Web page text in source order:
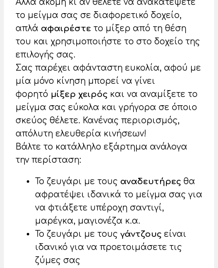
Αλλά ακόμη κι αν θέλετε να ανακατέψετε
το μείγμα σας σε διαφορετικό δοχείο,
απλά αφαιρέστε το μίξερ από τη θέση
του και χρησιμοποιήστε το στο δοχείο της
επιλογής σας.
Σας παρέχει αφάνταστη ευκολία, αφού με
μία μόνο κίνηση μπορεί να γίνει
φορητό μίξερ χειρός και να αναμίξετε το
μείγμα σας εύκολα και γρήγορα σε όποιο
σκεύος θέλετε. Κανένας περιορισμός,
απόλυτη ελευθερία κινήσεων!
Βάλτε το κατάλληλο εξάρτημα ανάλογα
την περίσταση:
Το ζευγάρι με τους αναδευτήρες θα
αφρατέψει ιδανικά το μείγμα σας για
να φτιάξετε υπέροχη σαντιγί,
μαρέγκα, μαγιονέζα κ.α.
Το ζευγάρι με τους γάντζους είναι
ιδανικό για να προετοιμάσετε τις
ζύμες σας